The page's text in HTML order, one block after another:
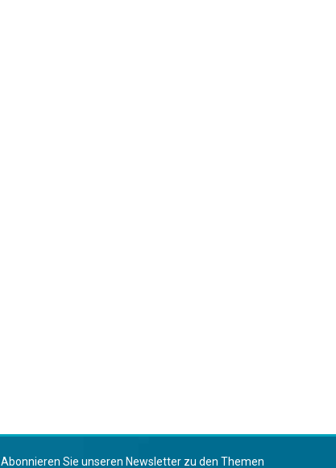
Abonnieren Sie unseren Newsletter zu den Themen